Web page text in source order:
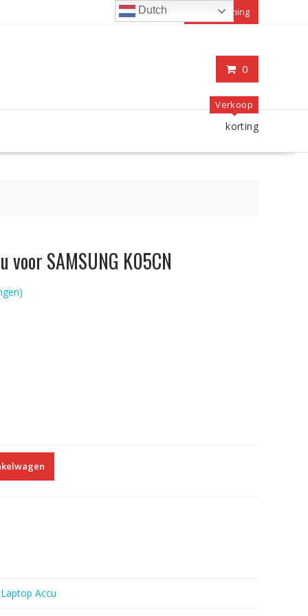
Mijn rekening
0
Verkoop
korting
SAMSUNG K05CN
Laptop Accu
Dutch